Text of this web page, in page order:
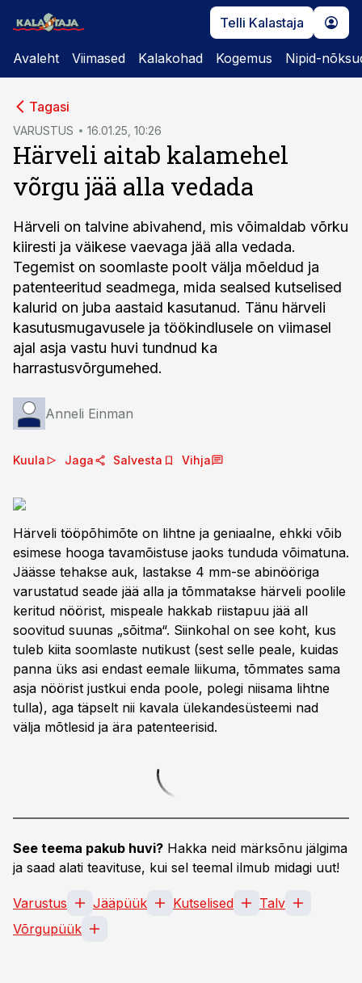
Telli Kalastaja
Avaleht Viimased Kalakohad Kogemus Nipid-
Tagasi
VARUSTUS 16.01.25, 10:26
Härveli aitab kalamehel
võrgu jää alla vedada
Härveli on talvine abivahend, mis võimaldab võrku
kiiresti ja väikese vaevaga jää alla vedada.
Tegemist on soomlaste poolt välja mõeldud ja
patenteeritud seadmega, mida sealsed kutselised
kalurid on juba aastaid kasutanud. Tänu härveli
kasutusmugavusele ja töökindlusele on viimasel
ajal asja vastu huvi tundnud ka
harrastusvõrgumehed.
Anneli Einman
Kuula Jaga Salvesta Vihja
Härveli tööpõhimõte on lihtne ja geniaalne, ehkki võib
esimese hooga tavamõistuse jaoks tunduda võimatuna.
Jäässe tehakse auk, lastakse 4 mm-se abinööriga
varustatud seade jää alla ja tõmmatakse härveli poolile
keritud nöörist, mispeale hakkab riistapuu jää all
soovitud suunas „sõitma“. Siinkohal on see koht, kus
tuleb kiita soomlaste nutikust (sest selle peale, kuidas
panna üks asi endast eemale liikuma, tõmmates sama
asja nöörist justkui enda poole, polegi niisama lihtne
tulla), aga täpselt nii kavala ülekandesüsteemi nad
välja mõtlesid ja ära patenteerisid.
See teema pakub huvi? Hakka neid märksõnu jälgima
ja saad alati teavituse, kui sel teemal ilmub midagi uut!
Varustus Jääpüük Kutselised
Talv
Võrgupüük